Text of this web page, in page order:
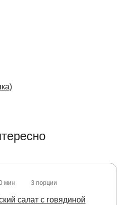
мин 3 порции
салат с говядиной